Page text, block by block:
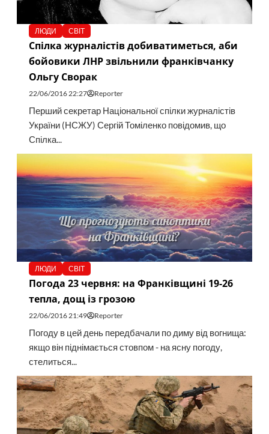
ЛЮДИ СВІТ
Спілка журналістів добиватиметься, аби
бойовики ЛНР звільнили франківчанку
Ольгу Сворак
22/06/2016 22:27 Reporter
Перший секретар Національної спілки журналістів
України (НСЖУ) Сергій Томіленко повідомив, що
Спілка...
ЛЮДИ СВІТ
Погода 23 червня: на Франківщині 19-26
тепла, дощ із грозою
22/06/2016 21:49 Reporter
Погоду в цей день передбачали по диму від вогнища:
якщо він піднімається стовпом - на ясну погоду,
стелиться...